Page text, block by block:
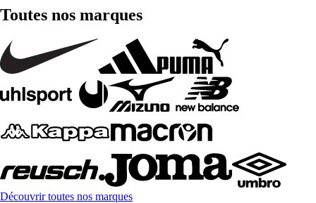
Toutes nos marques
Découvrir toutes nos marques